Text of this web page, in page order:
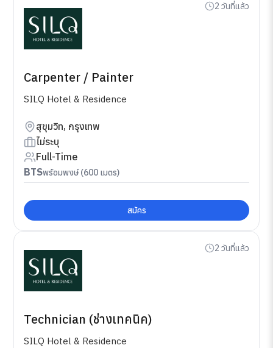
2 วันที่แล้ว
Carpenter / Painter
SILQ Hotel & Residence
สุขุมวิท, กรุงเทพ
ไม่ระบุ
Full-Time
BTSพร้อมพงษ์ (600 เมตร)
สมัคร
2 วันที่แล้ว
Technician (ช่างเทคนิค)
SILQ Hotel & Residence